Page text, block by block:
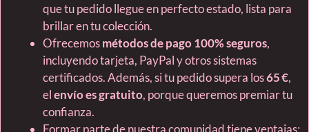
que tu pedido llegue en perfecto estado, lista para
brillar en tu colección.
Ofrecemosmétodos de pago 100% seguros,
incluyendo tarjeta, PayPal y otros sistemas
certificados. Además, si tu pedido supera los65 €,
elenvío es gratuito, porque queremos premiar tu
confianza.